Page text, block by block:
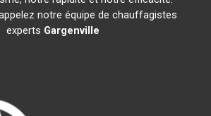
notre équipe de chauffagistes
experts Gargenville